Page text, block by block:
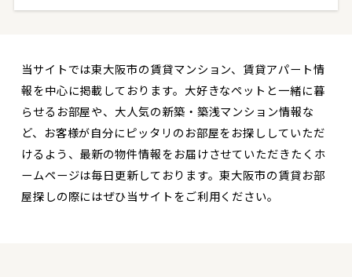
当サイトでは東大阪市の賃貸マンション、賃貸アパート情
報を中心に掲載しております。大好きなペットと一緒に暮
らせるお部屋や、大人気の新築・築浅マンション情報な
ど、お客様が自分にピッタリのお部屋をお探ししていただ
けるよう、最新の物件情報をお届けさせていただきたくホ
ームページは毎日更新しております。東大阪市の賃貸お部
屋探しの際にはぜひ当サイトをご利用ください。